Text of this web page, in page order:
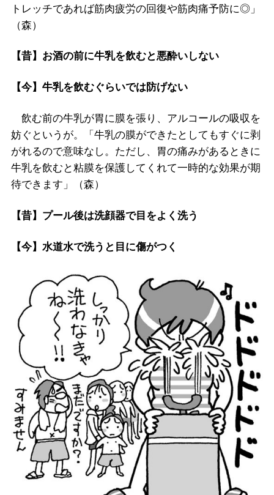
トレッチであれば筋肉疲労の回復や筋肉痛予防に◎」
（森）
【昔】お酒の前に牛乳を飲むと悪酔いしない
【今】牛乳を飲むぐらいでは防げない
飲む前の牛乳が胃に膜を張り、アルコールの吸収を
妨ぐというが。「牛乳の膜ができたとしてもすぐに剥
がれるので意味なし。ただし、胃の痛みがあるときに
牛乳を飲むと粘膜を保護してくれて一時的な効果が期
待できます」（森）
【昔】プール後は洗顔器で目をよく洗う
【今】水道水で洗うと目に傷がつく